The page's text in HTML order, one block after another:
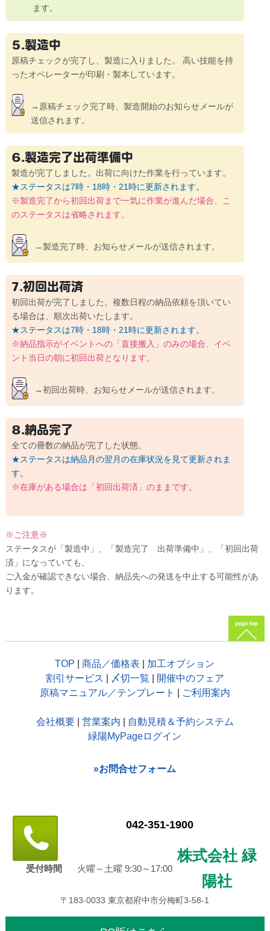
ます。
5.製造中
原稿チェックが完了し、製造に入りました。
高い技能を持
ったオペレーターが印刷・製本しています。
→原稿チェック完了時、製造開始のお知らせメールが
送信されます。
6.製造完了出荷準備中
製造が完了しました。出荷に向けた作業を行っています。
★ステータスは7時・18時・21時に更新されます。
※製造完了から初回出荷まで一気に作業が進んだ場合、
こ
のステータスは省略されます。
→製造完了時、お知らせメールが送信されます。
7.初回出荷済
初回出荷が完了しました。複数日程の納品依頼を頂いてい
る場合は、
順次出荷いたします。
★ステータスは7時・18時・21時に更新されます。
※納品指示がイベントへの「直接搬入」のみの場合、 イベ
ント当日の朝に初回出荷となります。
→初回出荷時、お知らせメールが送信されます。
8.納品完了
全ての冊数の納品が完了した状態。
★ステータスは納品月の翌月の在庫状況を見て更新されま
す。
※在庫がある場合は「初回出荷済」のままです。
※ご注意※
ステータスが「製造中」、「製造完了 出荷準備中」、「初回出荷
済」になっていても、
ご入金が確認できない場合、納品先への発送を中止する可能性があ
ります。
TOP 商品／価格表
加工オプション
割引サービス
〆切一覧
開催中のフェア
原稿マニュアル／テンプレート
ご利用案内
会社概要| 営業案内
自動見積＆予約システム
緑陽MyPageログイン
»お問合せフォーム
042-351-1900
受付時間 火曜～土曜 9:30～17:00
株式会社 緑
陽社
〒183-0033 東京都府中市分梅町3-58-1